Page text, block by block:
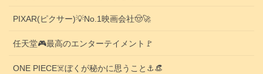
PIXAR(ピクサー)💡No.1映画会社🤠🚀
任天堂🎮️最高のエンターテイメント🚩
ONE PIECE☠️ぼくが秘かに思うこと⚓️👒